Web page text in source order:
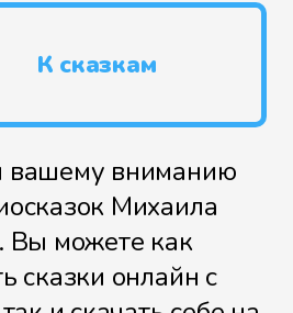
К сказкам
вашему вниманию
Михаила
Вы можете как
сказки онлайн с